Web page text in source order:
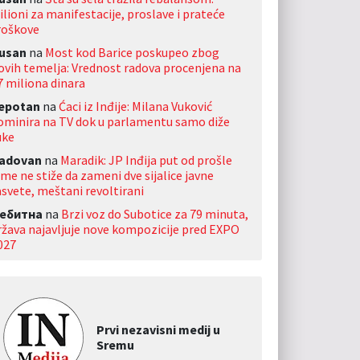
za manifestacije, proslave i prateće
na Most kod Barice poskupeo zbog
temelja: Vrednost radova procenjena na
miliona dinara
na Ćaci iz Inđije: Milana Vuković
na TV dok u parlamentu samo diže
na Maradik: JP Inđija put od prošle
ne stiže da zameni dve sijalice javne
meštani revoltirani
na Brzi voz do Subotice za 79 minuta,
najavljuje nove kompozicije pred EXPO
Prvi nezavisni medij u
Sremu